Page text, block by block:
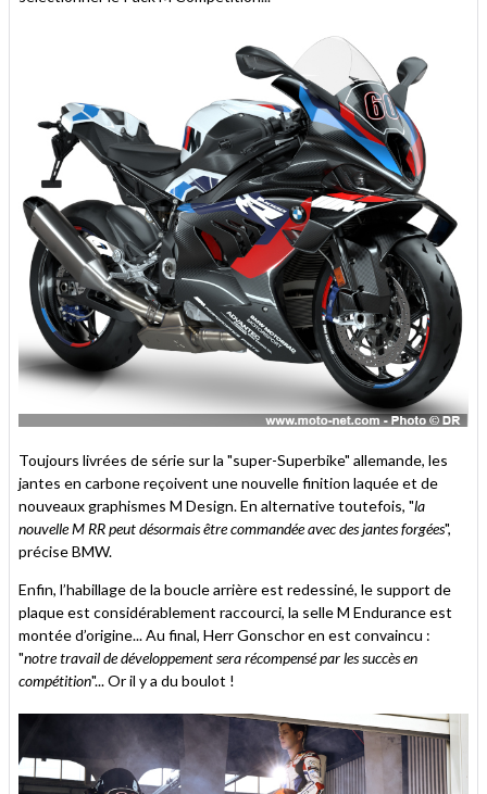
Toujours livrées de série sur la "super-Superbike" allemande, les
jantes en carbone reçoivent une nouvelle finition laquée et de
nouveaux graphismes M Design. En alternative toutefois, "la
nouvelle M RR peut désormais être commandée avec des jantes forgées",
précise BMW.
Enfin, l’habillage de la boucle arrière est redessiné, le support de
plaque est considérablement raccourci, la selle M Endurance est
montée d’origine... Au final, Herr Gonschor en est convaincu :
"notre travail de développement sera récompensé par les succès en
compétition"... Or il y a du boulot !